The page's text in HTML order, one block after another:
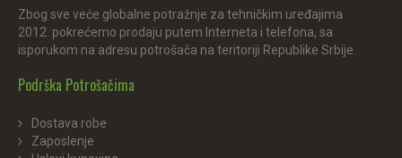
Zbog sve veće globalne potražnje za tehničkim uređajima
2012. pokrećemo prodaju putem Interneta i telefona, sa
isporukom na adresu potrošača na teritoriji Republike Srbije.
Podrška Potrošačima
Dostava robe
Zaposlenje